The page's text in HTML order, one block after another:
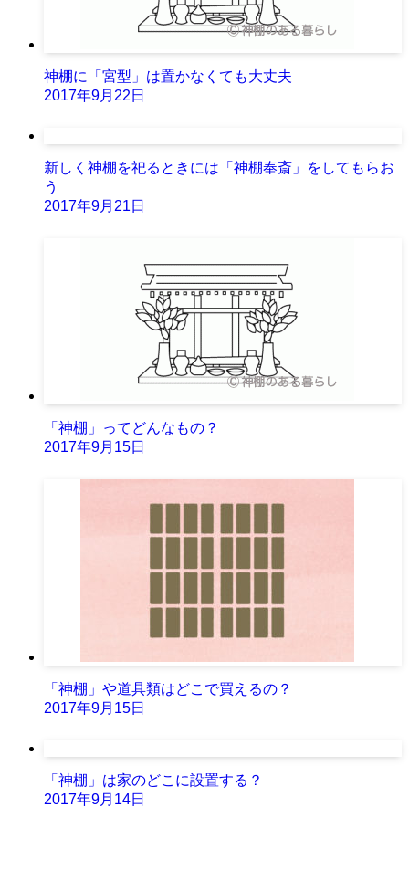
神棚に「宮型」は置かなくても大丈夫
2017年9月22日
新しく神棚を祀るときには「神棚奉斎」をしてもらお
う
2017年9月21日
「神棚」ってどんなもの？
2017年9月15日
「神棚」や道具類はどこで買えるの？
2017年9月15日
「神棚」は家のどこに設置する？
2017年9月14日